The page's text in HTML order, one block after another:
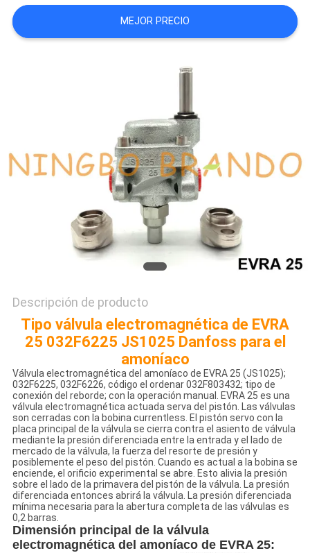
NEWS
POLÍTICA
DE
PRIVACIDAD
MEJOR PRECIO
Descripción de producto
Tipo válvula electromagnética de EVRA
25 032F6225 JS1025 Danfoss para el
amoníaco
Válvula electromagnética del amoníaco de EVRA 25 (JS1025);
032F6225, 032F6226, código el ordenar 032F803432; tipo de
conexión del reborde; con la operación manual. EVRA 25 es una
válvula electromagnética actuada serva del pistón. Las válvulas
son cerradas con la bobina currentless. El pistón servo con la
placa principal de la válvula se cierra contra el asiento de válvula
mediante la presión diferenciada entre la entrada y el lado de
mercado de la válvula, la fuerza del resorte de presión y
posiblemente el peso del pistón. Cuando es actual a la bobina se
enciende, el orificio experimental se abre. Esto alivia la presión
sobre el lado de la primavera del pistón de la válvula. La presión
diferenciada entonces abrirá la válvula. La presión diferenciada
mínima necesaria para la abertura completa de las válvulas es
0,2 barras.
Dimensión principal de la válvula
electromagnética del amoníaco de EVRA 25: